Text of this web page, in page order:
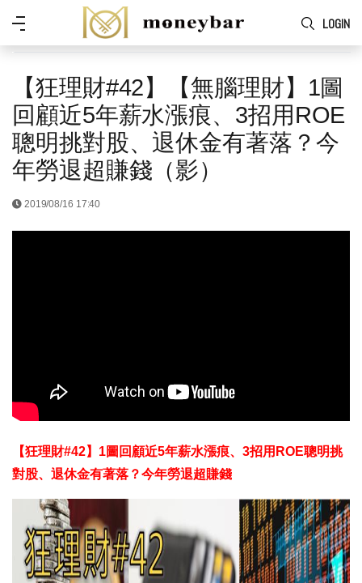
Skip to main content
LOGIN
功
【狂理財#42】【無腦理財】1圖
回顧近5年薪水漲痕、3招用ROE
聰明挑對股、退休金有著落？今
年勞退超賺錢（影）
2019/08/16 17:40
【狂理財#42】1圖回顧近5年薪水漲痕、3招用ROE聰明挑
對股、退休金有著落？今年勞退超賺錢